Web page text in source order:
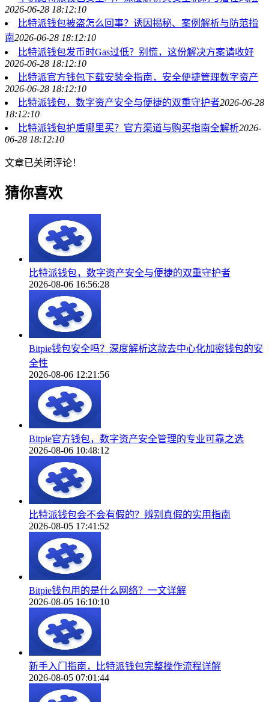
2026-06-28 18:12:10
比特派钱包被盗怎么回事？诱因揭秘、案例解析与防范指
南2026-06-28 18:12:10
比特派钱包发币时Gas过低？别慌，这份解决方案请收好
2026-06-28 18:12:10
比特派官方钱包下载安装全指南，安全便捷管理数字资产
2026-06-28 18:12:10
比特派钱包，数字资产安全与便捷的双重守护者2026-06-28
18:12:10
比特派钱包护盾哪里买？官方渠道与购买指南全解析2026-
06-28 18:12:10
文章已关闭评论！
猜你喜欢
比特派钱包，数字资产安全与便捷的双重守护者
2026-08-06 16:56:28
Bitpie钱包安全吗？深度解析这款去中心化加密钱包的安
全性
2026-08-06 12:21:56
Bitpie官方钱包，数字资产安全管理的专业可靠之选
2026-08-06 10:48:12
比特派钱包会不会有假的？辨别真假的实用指南
2026-08-05 17:41:52
Bitpie钱包用的是什么网络？一文详解
2026-08-05 16:10:10
新手入门指南，比特派钱包完整操作流程详解
2026-08-05 07:01:44